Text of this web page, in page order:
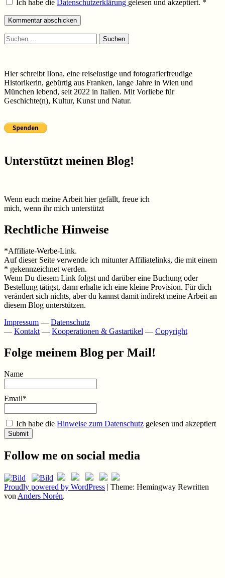
Ich habe die Datenschutzerklärung gelesen und akzeptiert. *
Suchen
nach:
Hier schreibt Ilona, eine reiselustige und fotografierfreudige
Historikerin, gebürtig aus Franken, lange Jahre in Wien und
München lebend, seit 2022 in Italien. Mit Vorliebe für
Geschichte(n), Kultur, Kunst und Natur.
Unterstützt meinen Blog!
Wenn euch meine Arbeit hier gefällt, freue ich
mich, wenn ihr mich unterstützt
Rechtliche Hinweise
*Affiliate-Werbe-Link.
Auf dieser Seite verwende ich mitunter Affiliatelinks, die mit einem
* gekennzeichnet werden.
Wenn Du diesem Link folgst und darüber eine Buchung oder
Bestellung tätigst, dann erhalte ich eine kleine Provision. Für dich
verändert sich nichts, aber du kannst damit indirekt meine Arbeit an
diesem Blog unterstützen.
Impressum — Datenschutz
— Kontakt — Kooperationen & Gastartikel — Copyright
Folge meinem Blog per Mail!
Name
Email*
Ich habe die Hinweise zum Datenschutz gelesen und akzeptiert
Follow me on social media
Proudly powered by WordPress | Theme: Hemingway Rewritten
von Anders Norén.